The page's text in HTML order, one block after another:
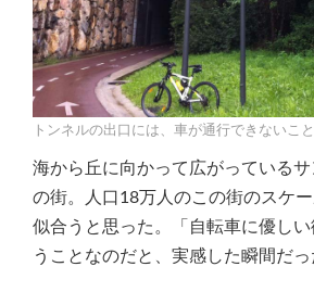
トンネルの出口には、車が通行できないこ
海から丘に向かって広がっている
の街。人口18万人のこの街のスケ
似合うと思った。「自転車に優し
うことなのだと、実感した瞬間だっ